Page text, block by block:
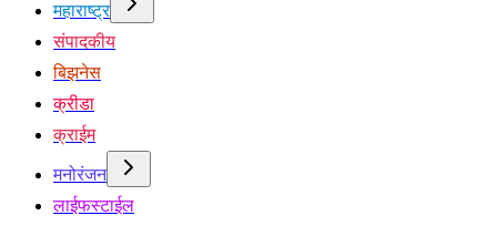
महाराष्ट्र
संपादकीय
बिझनेस
क्रीडा
क्राईम
मनोरंजन
लाईफस्टाईल